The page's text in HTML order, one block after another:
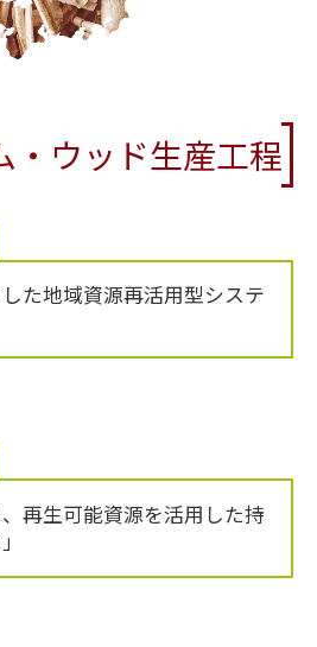
・ウッド生産工程
した地域資源再活用型システ
、再生可能資源を活用した持